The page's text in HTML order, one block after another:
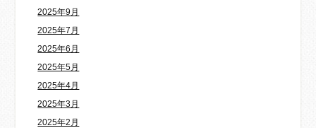
2025年9月
2025年7月
2025年6月
2025年5月
2025年4月
2025年3月
2025年2月